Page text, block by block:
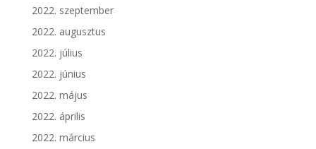
2022. szeptember
2022. augusztus
2022. július
2022. június
2022. május
2022. április
2022. március